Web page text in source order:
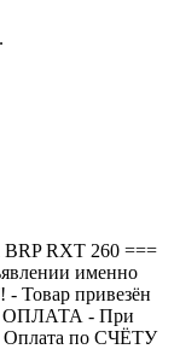
BRP RXT 260 ===
именно
Товар привезён
ОПЛАТА - При
Оплата по СЧЁТУ